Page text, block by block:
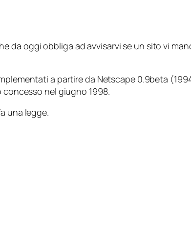
da oggi obbliga ad avvisarvi se un sito vi
a partire da Netscape 0.9beta
nel giugno 1998.
una legge.